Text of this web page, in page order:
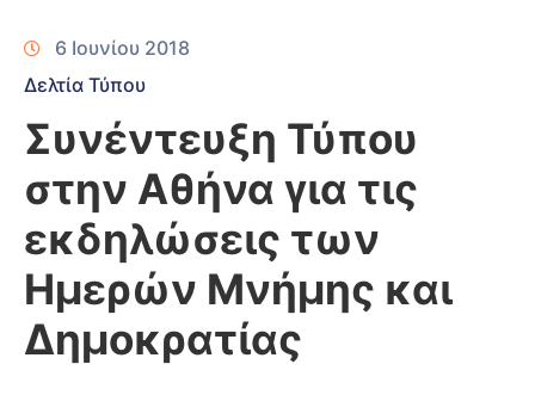
6 Ιουνίου 2018
Δελτία Τύπου
Συνέντευξη Τύπου
στην Αθήνα για τις
εκδηλώσεις των
Ημερών Μνήμης και
Δημοκρατίας